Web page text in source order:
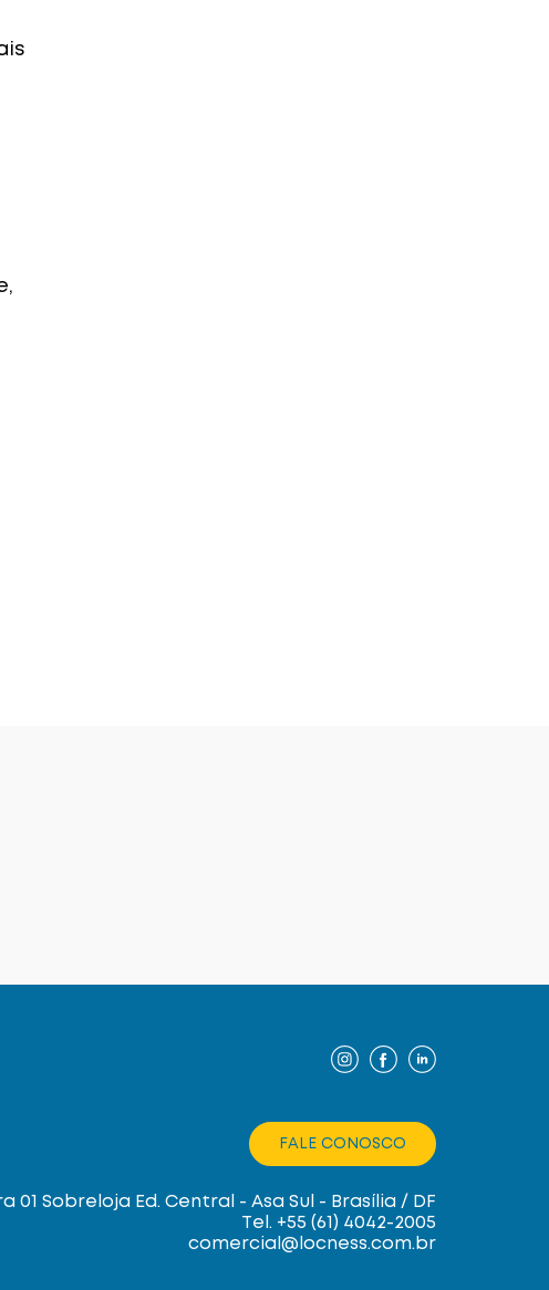
FALE CONOSCO
01 Sobreloja Ed. Central - Asa Sul - Brasília / DF
Tel. +55 (61) 4042-2005
comercial@locness.com.br